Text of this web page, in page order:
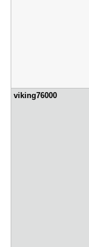
viking7600​0